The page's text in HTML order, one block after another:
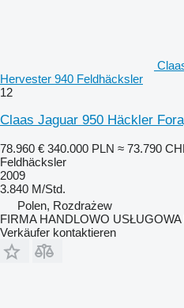
Hervester 940 Feldhäcksler
12
Claas Jaguar 950 Häckler
78.960 € 340.000 PLN ≈ 73.790
Feldhäcksler
2009
3.840 M/Std.
Polen, Rozdrażew
FIRMA HANDLOWO
Verkäufer kontaktieren